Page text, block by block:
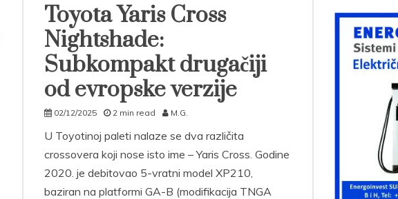
Toyota Yaris Cross
Nightshade:
Subkompakt drugačiji
od evropske verzije
02/12/2025 2 min read M.G.
U Toyotinoj paleti nalaze se dva različita
crossovera koji nose isto ime – Yaris Cross. Godine
2020. je debitovao 5-vratni model XP210,
baziran na platformi GA-B (modifikacija TNGA